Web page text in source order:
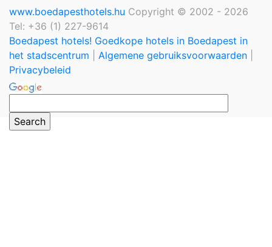
www.boedapesthotels.hu Copyright © 2002 - 2026
Tel: +36 (1) 227-9614
Boedapest hotels! Goedkope hotels in Boedapest in
het stadscentrum
Algemene gebruiksvoorwaarden
Privacybeleid